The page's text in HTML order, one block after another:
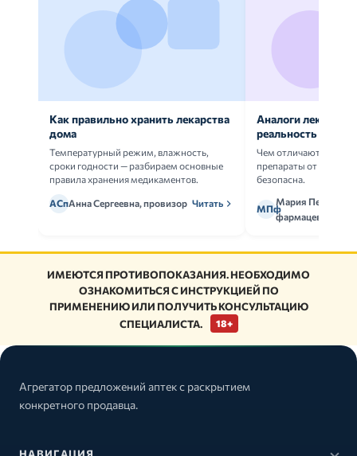
Как правильно хранить лекарства
дома
Температурный режим, влажность,
сроки годности — разбираем основные
правила хранения медикаментов.
АСпАнна Сергеевна, провизор Читать
Аналоги
реальность
Чем отличаются
препараты от
безопасна.
МПф
Мария Петрова,
фармацевт
ИМЕЮТСЯ ПРОТИВОПОКАЗАНИЯ. НЕОБХОДИМО
ОЗНАКОМИТЬСЯ С ИНСТРУКЦИЕЙ ПО
ПРИМЕНЕНИЮ ИЛИ ПОЛУЧИТЬ КОНСУЛЬТАЦИЮ
СПЕЦИАЛИСТА.
18+
Агрегатор предложений аптек с раскрытием
конкретного продавца.
НАВИГАЦИЯ